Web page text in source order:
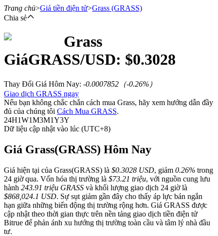
USDT Futures
Trang chủ>Giá tiền điện tử>Grass (GRASS)
Chia sẻ
Grass
GiáGRASS/USD: $0.3028
Thay Đổi Giá Hôm Nay: -0.0007852 （-0.26%）
Giao dịch GRASS ngay
Nếu bạn không chắc chắn cách mua Grass, hãy xem hướng dẫn đầy
đủ của chúng tôi Cách Mua GRASS.
24H1W1M3M1Y3Y
Dữ liệu cập nhật vào lúc (UTC+8)
Giá Grass(GRASS) Hôm Nay
Giá hiện tại của Grass(GRASS) là $0.3028 USD, giảm 0.26% trong
24 giờ qua. Vốn hóa thị trường là $73.21 triệu, với nguồn cung lưu
hành 243.91 triệu GRASS và khối lượng giao dịch 24 giờ là
$868,024.1 USD. Sự sụt giảm gần đây cho thấy áp lực bán ngắn
hạn giữa những biến động thị trường rộng hơn. Giá GRASS được
cập nhật theo thời gian thực trên nền tảng giao dịch tiền điện tử
Bitrue để phản ánh xu hướng thị trường toàn cầu và tâm lý nhà đầu
tư.